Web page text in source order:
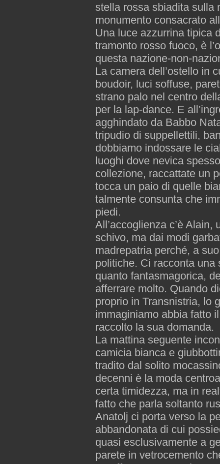
stella rossa sbiadita sulla
monumento consacrato
Una luce azzurrina tipica
tramonto rosso fuoco, è
questa nazione-non-
La camera dell’ostello in
boudoir, luci soffuse,
strano palo nel centro
per la lap-dance. E
agghindato da Babbo
tripudio di suppellettili,
dobbiamo indossare le
luoghi dove nevica
collezione, raccattate un
tocca un paio di quelle
talmente consunta che
piedi.
All’accoglienza c’è
schivo, ma dai modi
madrepatria perché, a
politiche. Ci racconta
quanto fantasmagorica,
afferrare molto. Quando
proprio in Transnistria, lo
immaginiamo abbia fatto
raccolto la sua domanda.
La mattina seguente
camicia bianca e
tradito dal solito
decenni è la moda
certa timidezza, ma in
fatto che parla soltanto
Anatolj ci porta verso la
abbandonata di cui
quasi esclusivamente a
parete in vetrocemento